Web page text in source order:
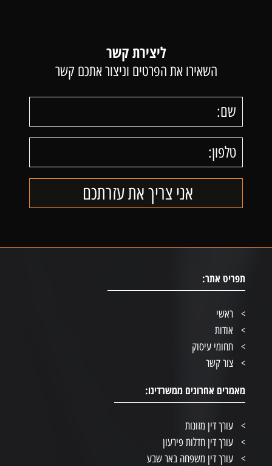
ליצירת קשר
השאירו את הפרטים וניצור אתכם קשר
תפריט אתר:
ראשי
אודות
תחומי עיסוק
צור קשר
מאמרים אחרונים ממשרדינו:
עורך דין מזונות
עורך דין חדלות פירעון
עורך דין משפחה באר שבע